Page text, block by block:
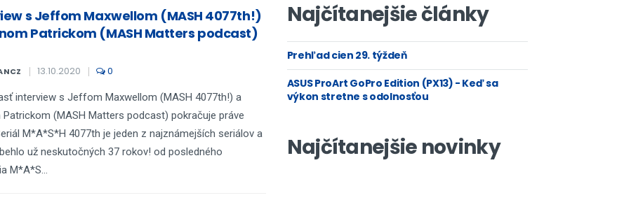
s Jeffom Maxwellom (MASH 4077th!)
Patrickom (MASH Matters podcast)
13.10.2020 0
interview s Jeffom Maxwellom (MASH 4077th!) a
Patrickom (MASH Matters podcast) pokračuje práve
M*A*S*H 4077th je jeden z najznámejších seriálov a
už neskutočných 37 rokov! od posledného
M*A*S...
Najčítanejšie články
Prehľad cien 29. týždeň
ASUS ProArt GoPro Edition (PX13) - Keď sa
výkon stretne s odolnosťou
Najčítanejšie novinky